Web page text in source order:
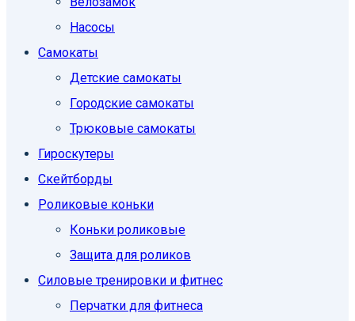
Насосы
Самокаты
Детские самокаты
Городские самокаты
Трюковые самокаты
Гироскутеры
Скейтборды
Роликовые коньки
Коньки роликовые
Защита для роликов
Силовые тренировки и фитнес
Перчатки для фитнеса